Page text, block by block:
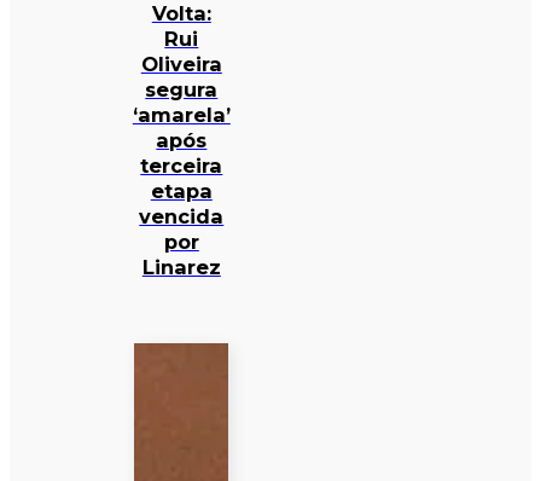
Volta:
Rui
Oliveira
segura
‘amarela’
após
terceira
etapa
vencida
por
Linarez